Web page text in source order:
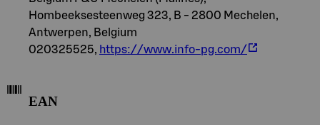
Hombeeksesteenweg 323, B - 2800 Mechelen,
Antwerpen, Belgium
020325525, https://www.info-pg.com/
EAN